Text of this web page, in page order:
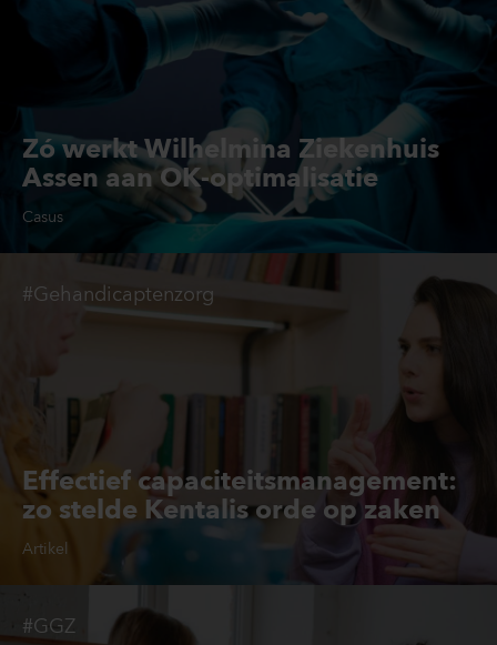
Zó werkt Wilhelmina Ziekenhuis
Assen aan OK-optimalisatie
Casus
Effectief capaciteitsmanagement:
zo stelde Kentalis orde op zaken
Artikel
#Gehandicaptenzorg
#GGZ